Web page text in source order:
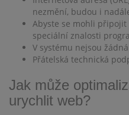
nezmění, budou i
Abyste se mohli
speciální znalosti
V systému nejsou
Přátelská technická
Jak může
urychlit web?